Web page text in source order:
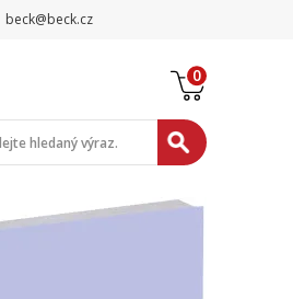
beck@beck.cz
0